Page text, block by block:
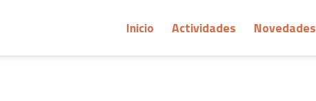
Inicio Actividades Novedades